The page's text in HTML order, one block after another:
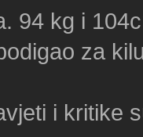
94 kg i
za
i kritike